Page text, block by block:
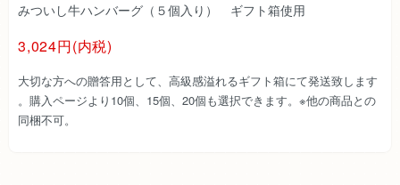
みついし牛ハンバーグ（５個入り） ギフト箱使用
3,024円(内税)
大切な方への贈答用として、高級感溢れるギフト箱にて発送致します
。購入ページより10個、15個、20個も選択できます。※他の商品との
同梱不可。